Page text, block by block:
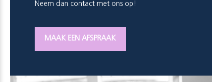
Neem dan contact met ons op!
MAAK EEN AFSPRAAK